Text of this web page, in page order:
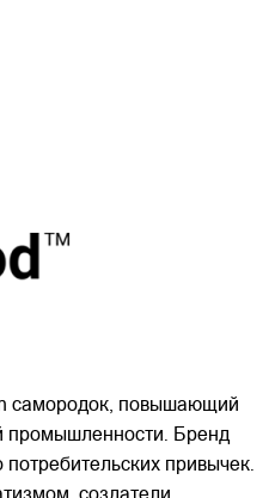
самородок, повышающий
промышленности. Бренд
потребительских привычек.